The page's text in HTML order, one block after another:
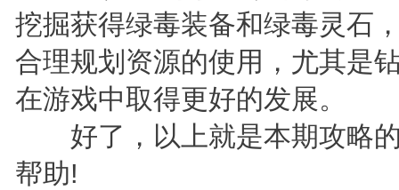
挖掘获得绿毒装备和绿毒灵石
合理规划资源的使用，尤其是
在游戏中取得更好的发展。
好了，以上就是本期攻略的
帮助!